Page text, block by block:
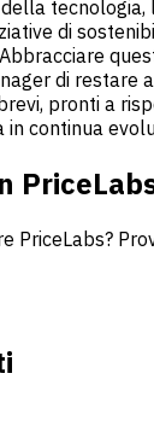
tecnologia,
di
di restare
pronti a
in continua
PriceLabs?